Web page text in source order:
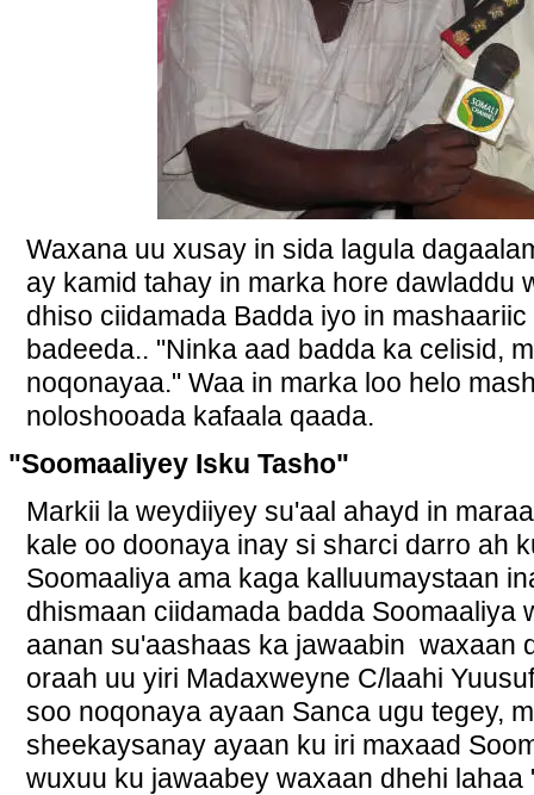
Waxana uu xusay in sida lagula
ay kamid tahay in marka hore dawladdu
dhiso ciidamada Badda iyo in
badeeda.. "Ninka aad badda ka celisid,
noqonayaa." Waa in marka loo helo
noloshooada kafaala qaada.
"Soomaaliyey Isku Tasho"
Markii la weydiiyey su'aal ahayd in
kale oo doonaya inay si sharci darro ah
Soomaaliya ama kaga kalluumaystaan
dhismaan ciidamada badda Soomaaliya
aanan su'aashaas ka jawaabin waxaan
oraah uu yiri Madaxweyne C/laahi
soo noqonaya ayaan Sanca ugu tegey,
sheekaysanay ayaan ku iri maxaad
wuxuu ku jawaabey waxaan dhehi